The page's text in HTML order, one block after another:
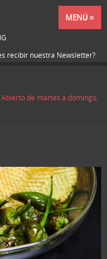
MENÚ
recibir nuestra Newsletter?
Abierto de martes a domingo.